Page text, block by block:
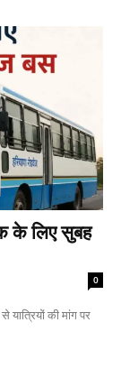
के लिए सुबह
0
की मांग पर